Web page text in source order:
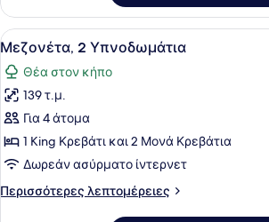
2
Υπνοδωμάτια
Προβολή
όλων
των
φωτογραφιών
για
Μεζονέτα,
2
Μια
7
Μεζονέτα, 2 Υπνοδωμάτια
Θέα στον κήπο
139 τ.μ.
Για 4 άτομα
1 King Κρεβάτι και 2 Μονά Κρεβάτια
Δωρεάν ασύρματο ίντερνετ
Περισσότερες λεπτομέρειες
Περισσότερες